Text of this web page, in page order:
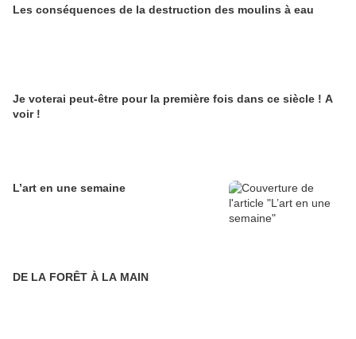
Les conséquences de la destruction des moulins à eau
Je voterai peut-être pour la première fois dans ce siècle ! A
voir !
L’art en une semaine
DE LA FORÊT À LA MAIN